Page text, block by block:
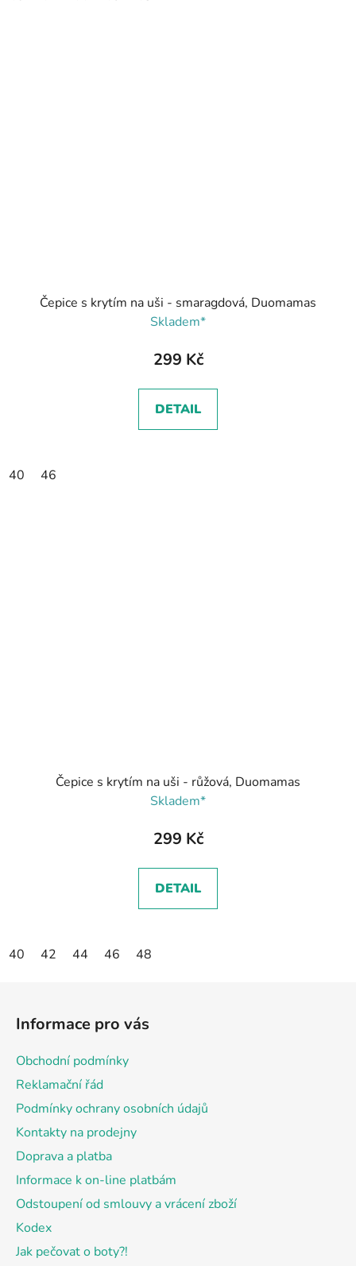
Čepice s krytím na uši - smaragdová, Duomamas
Skladem*
299 Kč
DETAIL
40 46
Čepice s krytím na uši - růžová, Duomamas
Skladem*
299 Kč
DETAIL
40 42 44 46 48
Informace pro vás
Obchodní podmínky
Reklamační řád
Podmínky ochrany osobních údajů
Kontakty na prodejny
Doprava a platba
Informace k on-line platbám
Odstoupení od smlouvy a vrácení zboží
Kodex
Jak pečovat o boty?!